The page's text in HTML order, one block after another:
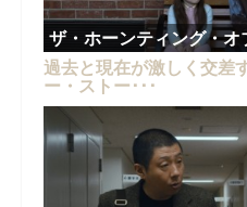
ザ・ホーンティング・オ
過去と現在が激しく交差
ー・ストー･･･